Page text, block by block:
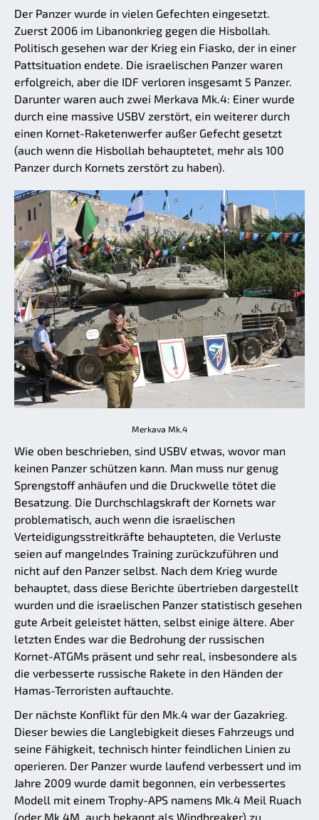
Der Panzer wurde in vielen Gefechten eingesetzt.
Zuerst 2006 im Libanonkrieg gegen die Hisbollah.
Politisch gesehen war der Krieg ein Fiasko, der in einer
Pattsituation endete. Die israelischen Panzer waren
erfolgreich, aber die IDF verloren insgesamt 5 Panzer.
Darunter waren auch zwei Merkava Mk.4: Einer wurde
durch eine massive USBV zerstört, ein weiterer durch
einen Kornet-Raketenwerfer außer Gefecht gesetzt
(auch wenn die Hisbollah behauptetet, mehr als 100
Panzer durch Kornets zerstört zu haben).
Merkava Mk.4
Wie oben beschrieben, sind USBV etwas, wovor man
keinen Panzer schützen kann. Man muss nur genug
Sprengstoff anhäufen und die Druckwelle tötet die
Besatzung. Die Durchschlagskraft der Kornets war
problematisch, auch wenn die israelischen
Verteidigungsstreitkräfte behaupteten, die Verluste
seien auf mangelndes Training zurückzuführen und
nicht auf den Panzer selbst. Nach dem Krieg wurde
behauptet, dass diese Berichte übertrieben dargestellt
wurden und die israelischen Panzer statistisch gesehen
gute Arbeit geleistet hätten, selbst einige ältere. Aber
letzten Endes war die Bedrohung der russischen
Kornet-ATGMs präsent und sehr real, insbesondere als
die verbesserte russische Rakete in den Händen der
Hamas-Terroristen auftauchte.
Der nächste Konflikt für den Mk.4 war der Gazakrieg.
Dieser bewies die Langlebigkeit dieses Fahrzeugs und
seine Fähigkeit, technisch hinter feindlichen Linien zu
operieren. Der Panzer wurde laufend verbessert und im
Jahre 2009 wurde damit begonnen, ein verbessertes
Modell mit einem Trophy-APS namens Mk.4 Meil Ruach
(oder Mk.4M, auch bekannt als Windbreaker) zu